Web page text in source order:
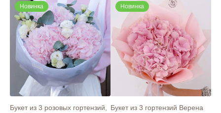
Новинка
Букет из 3 розовых гортензий,
Новинка
Букет из 3 гортензий Верена